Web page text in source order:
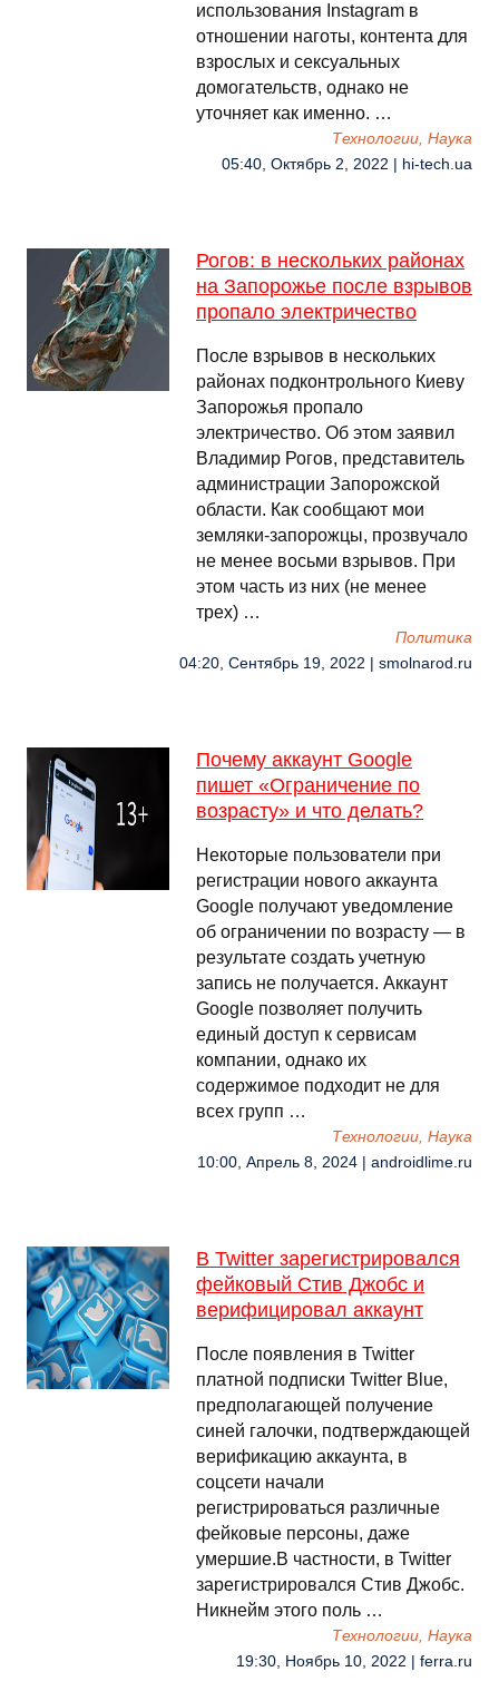
использования Instagram в
отношении наготы, контента для
взрослых и сексуальных
домогательств, однако не
уточняет как именно. …
Технологии, Наука
05:40, Октябрь 2, 2022 | hi-tech.ua
Рогов: в нескольких районах
на Запорожье после взрывов
пропало электричество
После взрывов в нескольких
районах подконтрольного Киеву
Запорожья пропало
электричество. Об этом заявил
Владимир Рогов, представитель
администрации Запорожской
области. Как сообщают мои
земляки-запорожцы, прозвучало
не менее восьми взрывов. При
этом часть из них (не менее
трех) …
Политика
04:20, Сентябрь 19, 2022 | smolnarod.ru
Почему аккаунт Google
пишет «Ограничение по
возрасту» и что делать?
Некоторые пользователи при
регистрации нового аккаунта
Google получают уведомление
об ограничении по возрасту — в
результате создать учетную
запись не получается. Аккаунт
Google позволяет получить
единый доступ к сервисам
компании, однако их
содержимое подходит не для
всех групп …
Технологии, Наука
10:00, Апрель 8, 2024 | androidlime.ru
В Twitter зарегистрировался
фейковый Стив Джобс и
верифицировал аккаунт
После появления в Twitter
платной подписки Twitter Blue,
предполагающей получение
синей галочки, подтверждающей
верификацию аккаунта, в
соцсети начали
регистрироваться различные
фейковые персоны, даже
умершие.В частности, в Twitter
зарегистрировался Стив Джобс.
Никнейм этого поль …
Технологии, Наука
19:30, Ноябрь 10, 2022 | ferra.ru